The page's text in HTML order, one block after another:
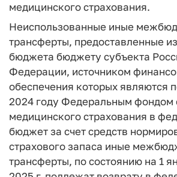
медицинского страхования.
Неиспользованные иные
трансферты, предоставленные
бюджета бюджету субъекта
Федерации, источником
обеспечения которых являются
2024 году Федеральным фондом
медицинского страхования в
бюджет за счет средств
страхового запаса иные
трансферты, по состоянию на 1